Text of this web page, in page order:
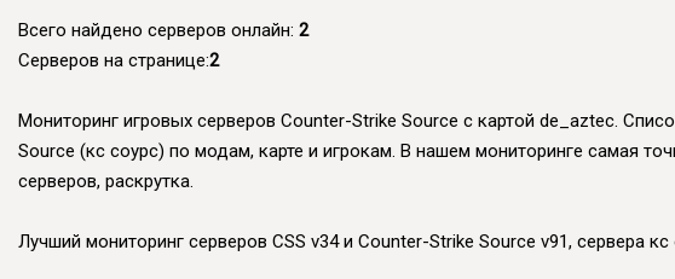
Всего найдено серверов онлайн: 2
Серверов на странице:2
Мониторинг игровых серверов Counter-Strike Source с картой de_aztec.
Source (кс соурс) по модам, карте и игрокам. В нашем мониторинге самая
серверов, раскрутка.
Лучший мониторинг серверов CSS v34 и Counter-Strike Source v91, сервера